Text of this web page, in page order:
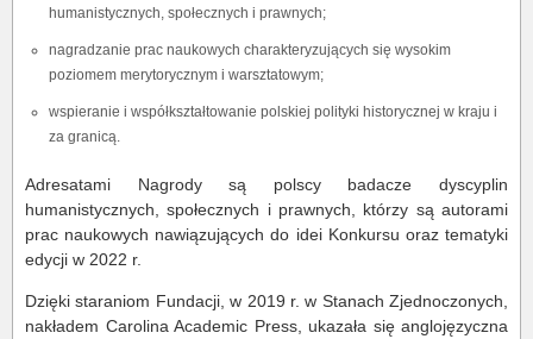
humanistycznych, społecznych i prawnych;
nagradzanie prac naukowych charakteryzujących się wysokim
poziomem merytorycznym i warsztatowym;
wspieranie i współkształtowanie polskiej polityki historycznej w kraju i
za granicą.
Adresatami Nagrody są polscy badacze dyscyplin
humanistycznych, społecznych i prawnych, którzy są autorami
prac naukowych nawiązujących do idei Konkursu oraz tematyki
edycji w 2022 r.
Dzięki staraniom Fundacji, w 2019 r. w Stanach Zjednoczonych,
nakładem Carolina Academic Press, ukazała się anglojęzyczna